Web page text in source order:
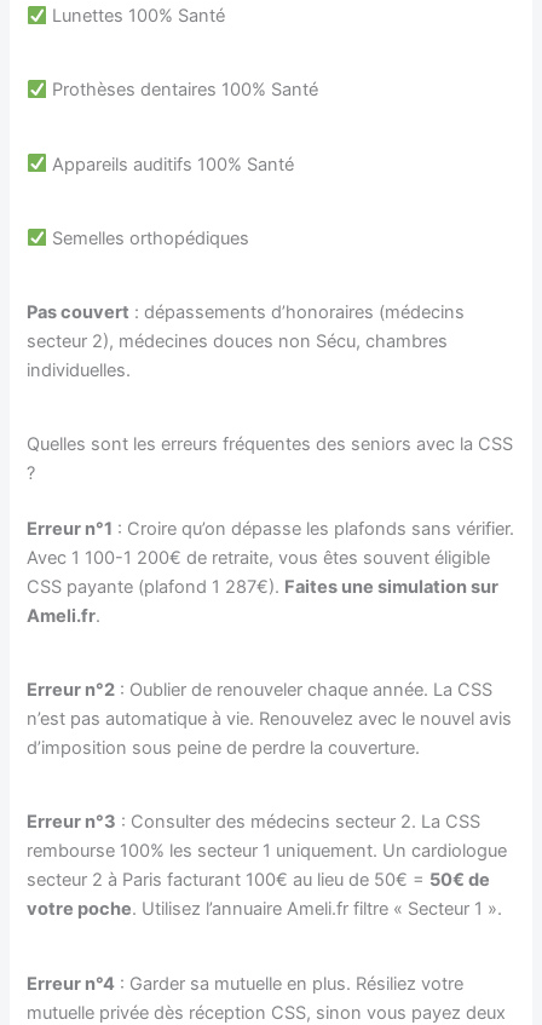
Lunettes 100% Santé
Prothèses dentaires 100% Santé
Appareils auditifs 100% Santé
Semelles orthopédiques
Pas couvert : dépassements d’honoraires (médecins
secteur 2), médecines douces non Sécu, chambres
individuelles.
Quelles sont les erreurs fréquentes des seniors avec la CSS
?
Erreur n°1 : Croire qu’on dépasse les plafonds sans vérifier.
Avec 1 100-1 200€ de retraite, vous êtes souvent éligible
CSS payante (plafond 1 287€). Faites une simulation sur
Ameli.fr.
Erreur n°2 : Oublier de renouveler chaque année. La CSS
n’est pas automatique à vie. Renouvelez avec le nouvel avis
d’imposition sous peine de perdre la couverture.
Erreur n°3 : Consulter des médecins secteur 2. La CSS
rembourse 100% les secteur 1 uniquement. Un cardiologue
secteur 2 à Paris facturant 100€ au lieu de 50€ = 50€ de
votre poche. Utilisez l’annuaire Ameli.fr filtre « Secteur 1 ».
Erreur n°4 : Garder sa mutuelle en plus. Résiliez votre
mutuelle privée dès réception CSS, sinon vous payez deux